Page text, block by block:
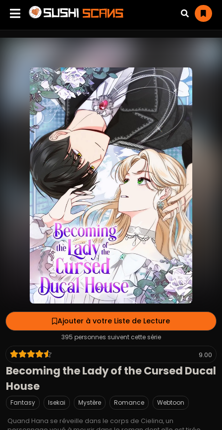
Ajouter à votre Liste de Lecture
395 personnes suivent cette série
9.00
Becoming the Lady of the Cursed Ducal
House
Fantasy Isekai Mystère Romance Webtoon
Quand Hana se réveille dans le corps de Cielina, un